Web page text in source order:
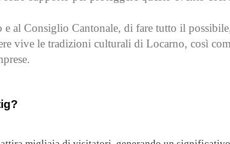
al Consiglio Cantonale, di fare tutto il
vive le tradizioni culturali di Locarno, così